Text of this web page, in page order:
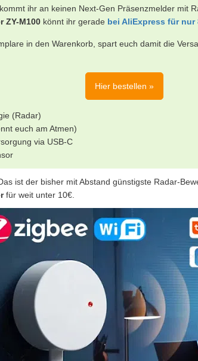
ihr an keinen Next-Gen Präsenzmelder mit
ZY-M100 könnt ihr gerade bei AliExpress für nur
in den Warenkorb, spart euch damit die
Hier bestellen »
(Radar)
euch am Atmen)
via USB-C
ist der bisher mit Abstand günstigste Radar-
für weit unter 10€.